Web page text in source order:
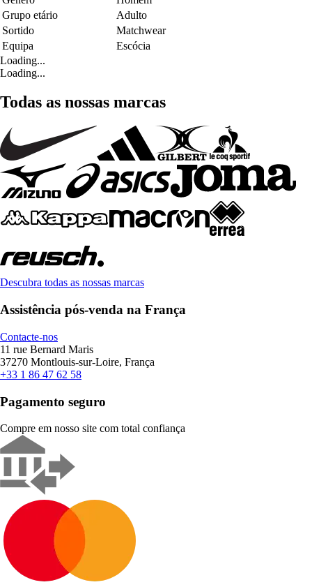
Grupo etário
Adulto
Sortido
Matchwear
Equipa
Escócia
Loading...
Loading...
Todas as nossas marcas
Descubra todas as nossas marcas
Assistência pós-venda na França
Contacte-nos
11 rue Bernard Maris
37270 Montlouis-sur-Loire, França
+33 1 86 47 62 58
Pagamento seguro
Compre em nosso site com total confiança